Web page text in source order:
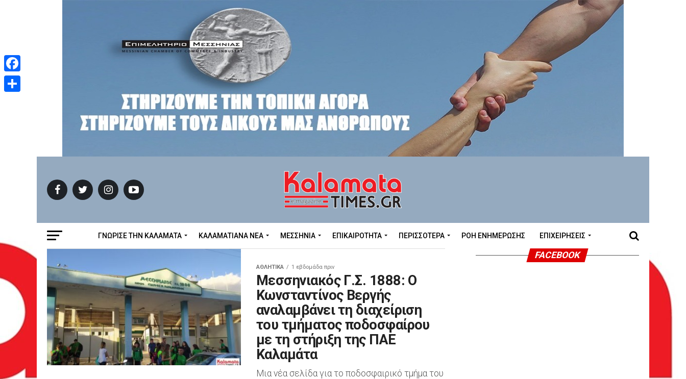
ΓΝΩΡΙΣΕ ΤΗΝ ΚΑΛΑΜΑΤΑ ΚΑΛΑΜΑΤΙΑΝΑ ΝΕΑ ΜΕΣΣΗΝΊΑ ΕΠΙΚΑΙΡΌΤΗΤΑ ΠΕΡΙΣΣΌΤΕΡΑ ΡΟΉ ΕΝΗΜΈΡΩΣΗΣ ΕΠΙΧΕΙΡΉΣΕΙΣ
ΑΘΛΗΤΙΚΆ 1 εβδομάδα πριν
Μεσσηνιακός Γ.Σ. 1888: Ο
Κωνσταντίνος Βεργής
αναλαμβάνει τη διαχείριση
του τμήματος ποδοσφαίρου
με τη στήριξη της ΠΑΕ
Καλαμάτα
Μια νέα σελίδα για το ποδοσφαιρικό τμήμα του
FACEBOOK
Facebook